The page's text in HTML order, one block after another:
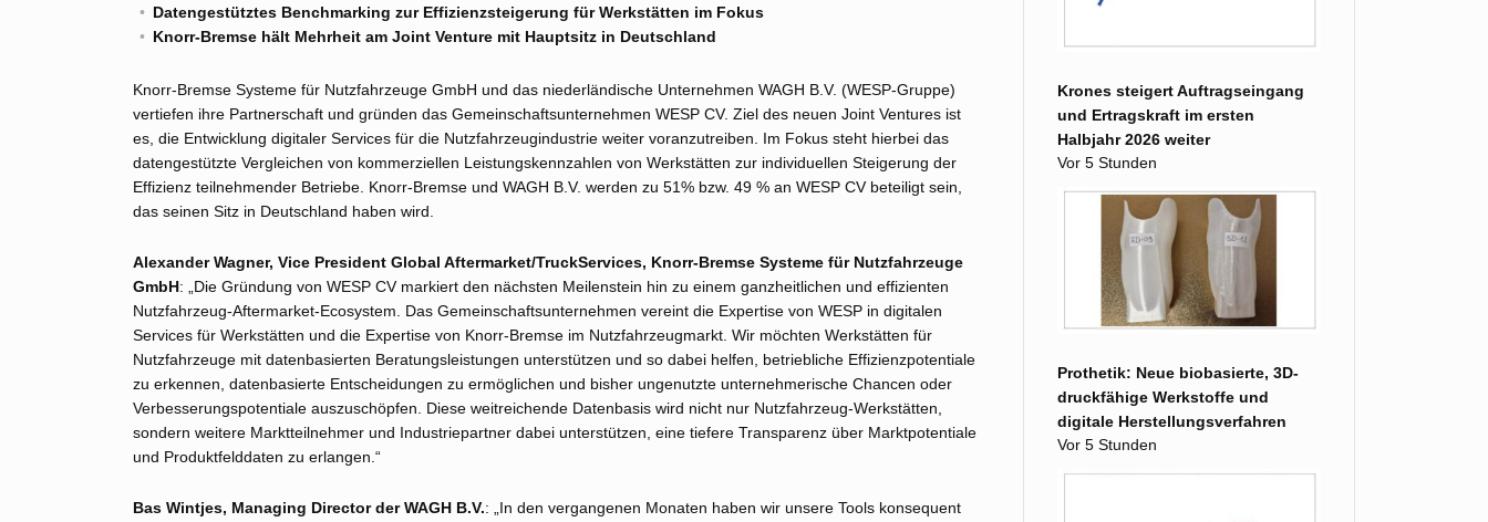
Datengestütztes Benchmarking zur Effizienzsteigerung für Werkstätten im Fokus
Knorr-Bremse hält Mehrheit am Joint Venture mit Hauptsitz in Deutschland
Knorr-Bremse Systeme für Nutzfahrzeuge GmbH und das niederländische Unternehmen WAGH B.V. (WESP-Gruppe)
vertiefen ihre Partnerschaft und gründen das Gemeinschaftsunternehmen WESP CV. Ziel des neuen Joint Ventures ist
es, die Entwicklung digitaler Services für die Nutzfahrzeugindustrie weiter voranzutreiben. Im Fokus steht hierbei das
datengestützte Vergleichen von kommerziellen Leistungskennzahlen von Werkstätten zur individuellen Steigerung der
Effizienz teilnehmender Betriebe. Knorr-Bremse und WAGH B.V. werden zu 51% bzw. 49 % an WESP CV beteiligt sein,
das seinen Sitz in Deutschland haben wird.
Alexander Wagner, Vice President Global Aftermarket/TruckServices, Knorr-Bremse Systeme für Nutzfahrzeuge
GmbH: „Die Gründung von WESP CV markiert den nächsten Meilenstein hin zu einem ganzheitlichen und effizienten
Nutzfahrzeug-Aftermarket-Ecosystem. Das Gemeinschaftsunternehmen vereint die Expertise von WESP in digitalen
Services für Werkstätten und die Expertise von Knorr-Bremse im Nutzfahrzeugmarkt. Wir möchten Werkstätten für
Nutzfahrzeuge mit datenbasierten Beratungsleistungen unterstützen und so dabei helfen, betriebliche Effizienzpotentiale
zu erkennen, datenbasierte Entscheidungen zu ermöglichen und bisher ungenutzte unternehmerische Chancen oder
Verbesserungspotentiale auszuschöpfen. Diese weitreichende Datenbasis wird nicht nur Nutzfahrzeug-Werkstätten,
sondern weitere Marktteilnehmer und Industriepartner dabei unterstützen, eine tiefere Transparenz über Marktpotentiale
und Produktfelddaten zu erlangen.“
Bas Wintjes, Managing Director der WAGH B.V.: „In den vergangenen Monaten haben wir unsere Tools konsequent
Krones steigert Auftragseingang
und Ertragskraft im ersten
Halbjahr 2026 weiter
Vor 5 Stunden
Prothetik: Neue biobasierte, 3D-
druckfähige Werkstoffe und
digitale Herstellungsverfahren
Vor 5 Stunden